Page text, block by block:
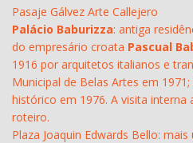
Pasaje Gálvez Arte Callejero
Palácio Baburizza: antiga
do empresário croata Pascual
1916 por arquitetos italianos e
Municipal de Belas Artes em
histórico em 1976. A visita
roteiro.
Plaza Joaquin Edwards Bello: